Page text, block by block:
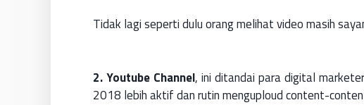
Tidak lagi seperti dulu orang melihat video masih
2. Youtube Channel, ini ditandai para digital
2018 lebih aktif dan rutin menguploud content-